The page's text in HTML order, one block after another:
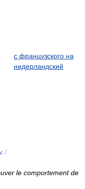
с французского на
нидерландский
〉
le comportement de